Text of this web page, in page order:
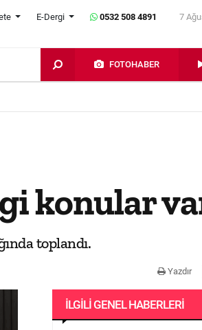
E-Dergi 0532 508 4891 7
FOTOHABER
konular
toplandı.
Yazdır
İLGILI GENEL HABERLERI